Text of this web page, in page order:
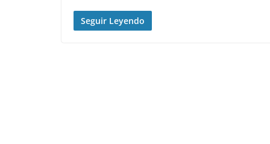
Seguir Leyendo